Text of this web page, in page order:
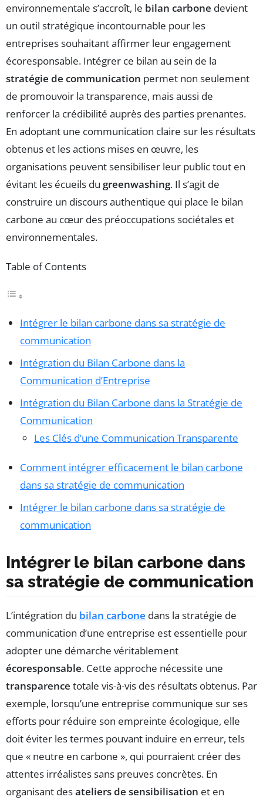
environnementale s’accroît, le bilan carbone devient
un outil stratégique incontournable pour les
entreprises souhaitant affirmer leur engagement
écoresponsable. Intégrer ce bilan au sein de la
stratégie de communication permet non seulement
de promouvoir la transparence, mais aussi de
renforcer la crédibilité auprès des parties prenantes.
En adoptant une communication claire sur les résultats
obtenus et les actions mises en œuvre, les
organisations peuvent sensibiliser leur public tout en
évitant les écueils du greenwashing. Il s’agit de
construire un discours authentique qui place le bilan
carbone au cœur des préoccupations sociétales et
environnementales.
Table of Contents
Intégrer le bilan carbone dans sa stratégie de
communication
Intégration du Bilan Carbone dans la
Communication d’Entreprise
Intégration du Bilan Carbone dans la Stratégie de
Communication
Les Clés d’une Communication Transparente
Comment intégrer efficacement le bilan carbone
dans sa stratégie de communication
Intégrer le bilan carbone dans sa stratégie de
communication
Intégrer le bilan carbone dans
sa stratégie de communication
L’intégration du bilan carbone dans la stratégie de
communication d’une entreprise est essentielle pour
adopter une démarche véritablement
écoresponsable. Cette approche nécessite une
transparence totale vis-à-vis des résultats obtenus. Par
exemple, lorsqu’une entreprise communique sur ses
efforts pour réduire son empreinte écologique, elle
doit éviter les termes pouvant induire en erreur, tels
que « neutre en carbone », qui pourraient créer des
attentes irréalistes sans preuves concrètes. En
organisant desateliers de sensibilisation et en